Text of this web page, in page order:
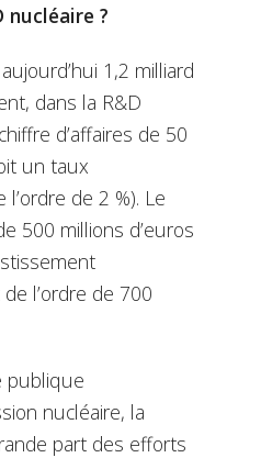
nucléaire ?
1,2 milliard
dans la R&D
d’affaires de 50
un taux
l’ordre de 2 %). Le
500 millions d’euros
l’ordre de 700
publique
nucléaire, la
part des efforts